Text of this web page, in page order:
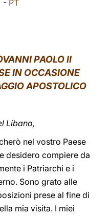
中文
LATINE
- PT
PAOLO II
IN OCCASIONE
APOSTOLICO
Libano,
nel vostro Paese
desidero compiere da
i Patriarchi e i
Sono grato alle
prese al fine di
mia visita. I miei